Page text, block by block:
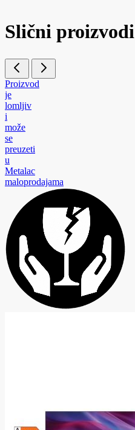
Slični proizvodi
Proizvod
je
lomljiv
i
može
se
preuzeti
u
Metalac
maloprodajama